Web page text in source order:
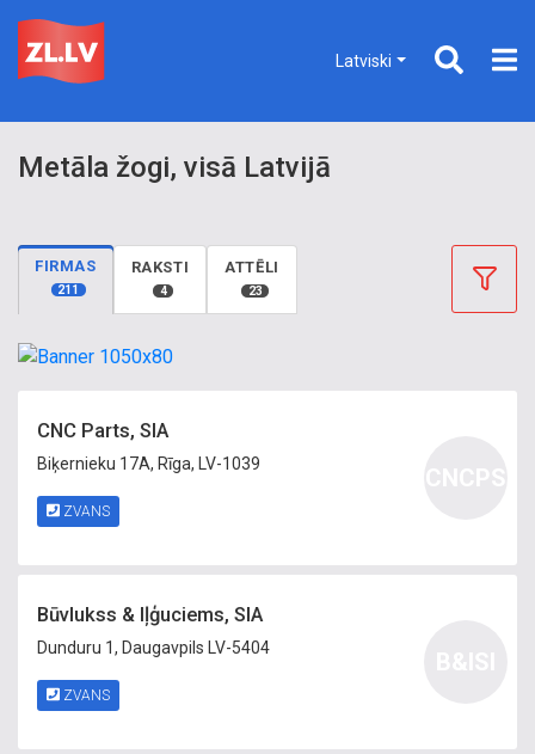
Latviski
Metāla žogi, visā Latvijā
FIRMAS
211
RAKSTI
4
ATTĒLI
23
CNC Parts, SIA
Biķernieku 17A, Rīga, LV-1039
ZVANS
Būvlukss & Iļģuciems, SIA
Dunduru 1, Daugavpils LV-5404
ZVANS